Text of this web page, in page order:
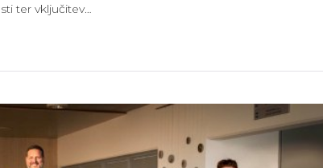
ter vključitev…